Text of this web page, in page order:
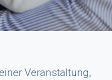
Veranstaltung,